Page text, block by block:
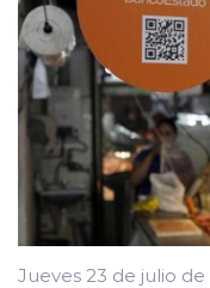
Jueves 23 de julio de